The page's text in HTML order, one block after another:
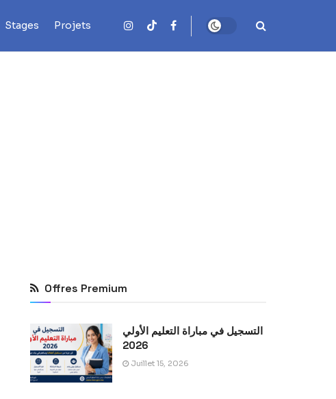
Stages Projets
Offres Premium
التسجيل في مباراة التعليم الأولي
2026
Juillet 15, 2026